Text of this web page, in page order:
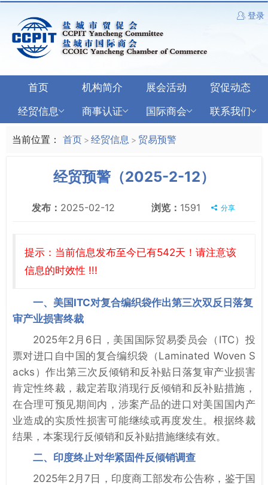
登录
首页 机构简介 展会活动
贸促动态
经贸信息
商事认证 国际商会 联系我们
当前位置： 首页 > 经贸信息 > 贸易预警
经贸预警（2025-2-12）
发布： 2025-02-12 浏览： 1591 分享
提示：当前信息发布至今已有542天！请注意该
信息的时效性 !!!
一、美国ITC对复合编织袋作出第三次双反日落复
审产业损害终裁
2025年2月6日，美国国际贸易委员会（ITC）投
票对进口自中国的复合编织袋（Laminated Woven S
acks）作出第三次反倾销和反补贴日落复审产业损害
肯定性终裁，裁定若取消现行反倾销和反补贴措施，
在合理可预见期间内，涉案产品的进口对美国国内产
业造成的实质性损害可能继续或再度发生。根据终裁
结果，本案现行反倾销和反补贴措施继续有效。
二、印度终止对华紧固件反倾销调查
2025年2月7日，印度商工部发布公告称，鉴于国